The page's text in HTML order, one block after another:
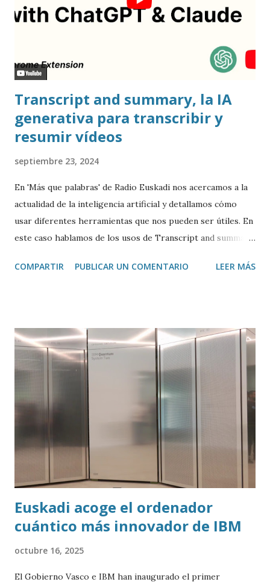
Transcript and summary, la IA
generativa para transcribir y
resumir vídeos
septiembre 23, 2024
En 'Más que palabras' de Radio Euskadi nos acercamos a la
actualidad de la inteligencia artificial y detallamos cómo
usar diferentes herramientas que nos pueden ser útiles. En
este caso hablamos de los usos de Transcript and summary
transcribir y resumir los vídeos de Youtube, así como
COMPARTIR PUBLICAR UN COMENTARIO LEER MÁS
Euskadi acoge el ordenador
cuántico más innovador de IBM
octubre 16, 2025
El Gobierno Vasco e IBM han inaugurado el primer